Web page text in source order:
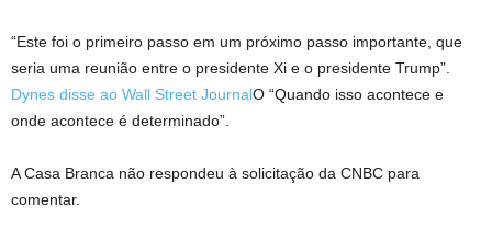
“Este foi o primeiro passo em um próximo passo importante, que
seria uma reunião entre o presidente Xi e o presidente Trump”.
Dynes disse ao Wall Street JournalO “Quando isso acontece e
onde acontece é determinado”.
A Casa Branca não respondeu à solicitação da CNBC para
comentar.